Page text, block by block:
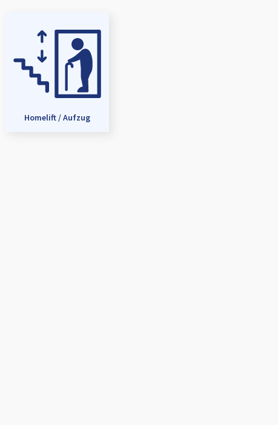
Homelift / Aufzug